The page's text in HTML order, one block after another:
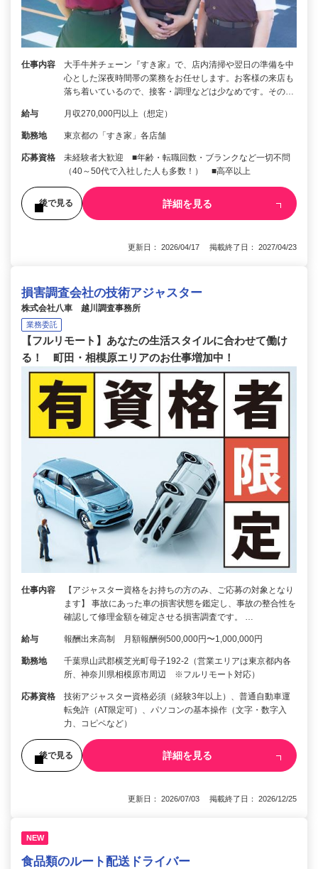
仕事内容
大手牛丼チェーン『すき家』で、店内清掃や翌日の準備を中
心とした深夜時間帯の業務をお任せします。お客様の来店も
落ち着いているので、接客・調理などは少なめです。その…
給与 月収270,000円以上（想定）
勤務地 東京都の「すき家」各店舗
応募資格
未経験者大歓迎 ■年齢・転職回数・ブランクなど一切不問
（40～50代で入社した人も多数！） ■高卒以上
後で見る 詳細を見る
更新日： 2026/04/17 掲載終了日： 2027/04/23
損害調査会社の技術アジャスター
株式会社八車 越川調査事務所
業務委託
【フルリモート】あなたの生活スタイルに合わせて働け
る！ 町田・相模原エリアのお仕事増加中！
仕事内容
【アジャスター資格をお持ちの方のみ、ご応募の対象となり
ます】 事故にあった車の損害状態を鑑定し、事故の整合性を
確認して修理金額を確定させる損害調査です。 …
給与 報酬出来高制 月額報酬例500,000円〜1,000,000円
勤務地
千葉県山武郡横芝光町母子192-2（営業エリアは東京都内各
所、神奈川県相模原市周辺 ※フルリモート対応）
応募資格
技術アジャスター資格必須（経験3年以上）、普通自動車運
転免許（AT限定可）、パソコンの基本操作（文字・数字入
力、コピペなど）
後で見る 詳細を見る
更新日： 2026/07/03 掲載終了日： 2026/12/25
NEW
食品類のルート配送ドライバー